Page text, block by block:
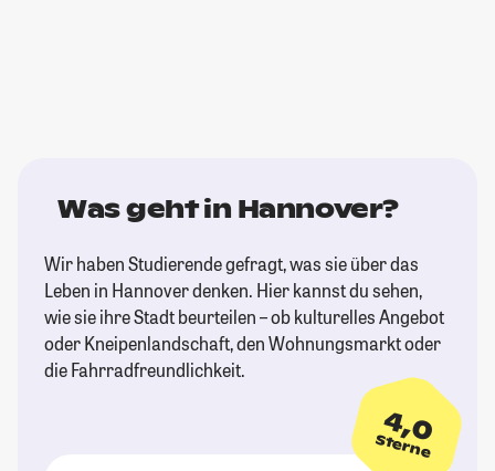
Was geht in Hannover?
Wir haben Studierende gefragt, was sie über das
Leben in Hannover denken. Hier kannst du sehen,
wie sie ihre Stadt beurteilen – ob kulturelles Angebot
oder Kneipenlandschaft, den Wohnungsmarkt oder
die Fahrradfreundlichkeit.
4,0
Sterne